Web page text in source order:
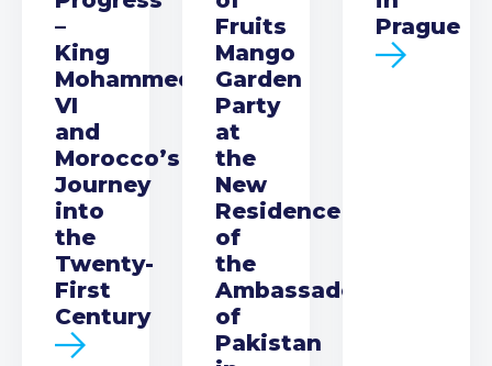
–
King
Mohammed
VI
and
Morocco’s
Journey
into
the
Twenty-
First
Century
Fruits
Mango
Garden
Party
at
the
New
Residence
of
the
Ambassador
of
Pakistan
Prague